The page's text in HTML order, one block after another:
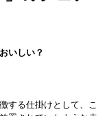
いしい？
する仕掛けとして、こ